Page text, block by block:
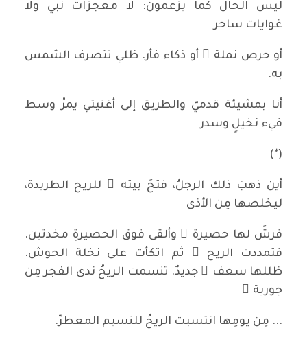
ليس الحال كما يزعمون: لا معجزات نبي ولا
غوايات ساحر
أو حرص نملة ٍ أو ذكاء فأر. ظلي تتصرف الشمس
به.
أنا بمشيئة قدميّ والطريق إلى أغنيتي يمرُ وسط
فيء نخيلٍ وسدر
(*)
أين ذهبَ ذلك الرجلُ، فتحَ بيته ُ للريح الطريدة،
ليخلصها مِن الأذى
فرشَ لها حصيرة ً وألقى فوق الحصيرةِ مخدتين.
فتمددت الريح ُ ثم اتكأت على نخلة الحوش.
ظللها سعف ٌ جديدٌ. تنسمت الريحُ ندى الفجر مِن
جورية ٍ
... مِن يومِها انتسبت الريحُ للنسيم المعطرّ.